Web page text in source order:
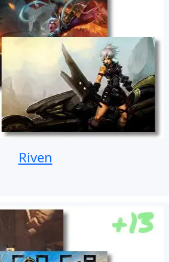
Riven